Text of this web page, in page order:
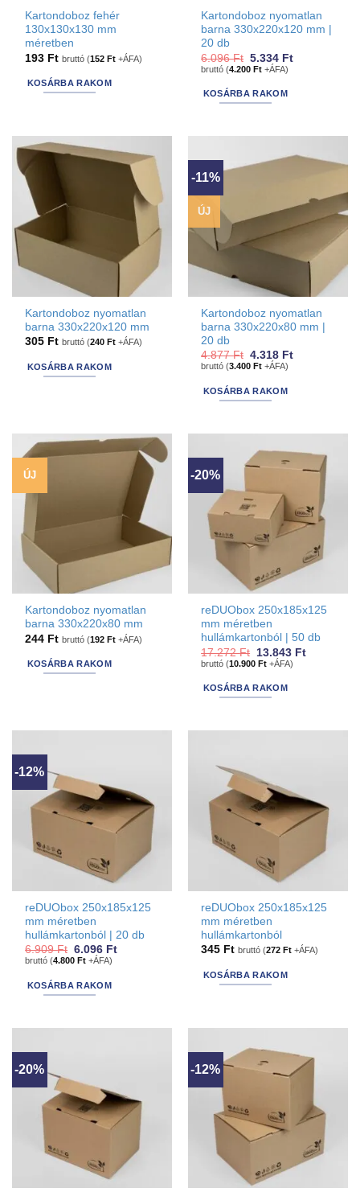
Kartondoboz fehér
130x130x130 mm
méretben
193 Ft bruttó (152Ft +ÁFA)
KOSÁRBA RAKOM
Kartondoboz nyomatlan
barna 330x220x120 mm |
20 db
6.096Ft Original
price
6.096 Ft.
5.334 FtCurrent
bruttó (4.200Ft +ÁFA)
KOSÁRBA RAKOM
Kartondoboz nyomatlan
barna 330x220x120 mm
305 Ft bruttó (240Ft +ÁFA)
KOSÁRBA RAKOM
-11%
ÚJ
Kartondoboz nyomatlan
barna 330x220x80 mm |
20 db
4.877Ft Original
price
4.877 Ft.
4.318 FtCurrent
bruttó (3.400Ft +ÁFA)
KOSÁRBA RAKOM
ÚJ
Kartondoboz nyomatlan
barna 330x220x80 mm
244 Ft bruttó (192Ft +ÁFA)
KOSÁRBA RAKOM
-20%
reDUObox 250x185x125
mm méretben
hullámkartonból | 50 db
17.272Ft Original
price
17.272 Ft.
13.843 FtCurrent
bruttó (10.900Ft +ÁFA)
KOSÁRBA RAKOM
-12%
reDUObox 250x185x125
mm méretben
hullámkartonból | 20 db
6.909Ft Original
price
6.909 Ft.
6.096 FtCurrent
bruttó (4.800Ft +ÁFA)
KOSÁRBA RAKOM
reDUObox 250x185x125
mm méretben
hullámkartonból
345 Ft bruttó (272Ft +ÁFA)
KOSÁRBA RAKOM
-20% -12%